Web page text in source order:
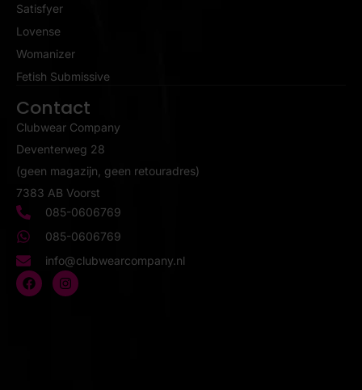
Satisfyer
Lovense
Womanizer
Fetish Submissive
Contact
Clubwear Company
Deventerweg 28
(geen magazijn, geen retouradres)
7383 AB Voorst
085-0606769
085-0606769
info@clubwearcompany.nl